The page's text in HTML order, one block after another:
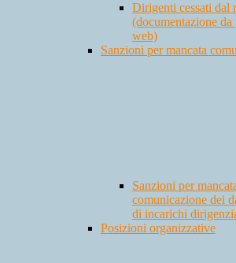
Dirigenti cessati dal
(documentazione
web)
Sanzioni per mancata
Sanzioni per
comunicazione dei
di incarichi
Posizioni organizzative